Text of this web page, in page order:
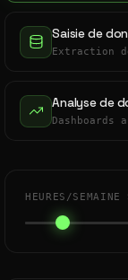
Saisie de
Extraction
Analyse de
HEURES/SEMAINE